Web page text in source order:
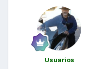
Usuarios